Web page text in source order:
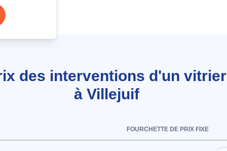
vitre
7cm
des interventions d'un vitrier
à Villejuif
FOURCHETTE DE PRIX FIXE